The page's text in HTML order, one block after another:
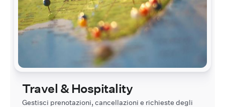
Travel & Hospitality
Gestisci prenotazioni, cancellazioni e richieste degli